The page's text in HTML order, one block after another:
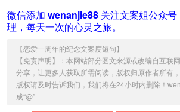
微信添加 wenanjie88 关注文案姐公众
理，每天一次的心灵之旅。
【恋爱一周年的纪念文案度短句】
【免责声明】：本网站部分图文来源或改编自互联
分享，让更多人获取所需阅读，版权归原作者所有
版权请及时告诉我们，我们将在24小时内删除！
成“@”